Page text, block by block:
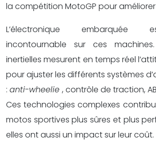
la compétition MotoGP pour
L’électronique embarquée
incontournable sur ces
inertielles mesurent en temps réel
pour ajuster les différents systèmes
: anti-wheelie , contrôle de traction,
Ces technologies complexes
motos sportives plus sûres et plus
elles ont aussi un impact sur leur coût.